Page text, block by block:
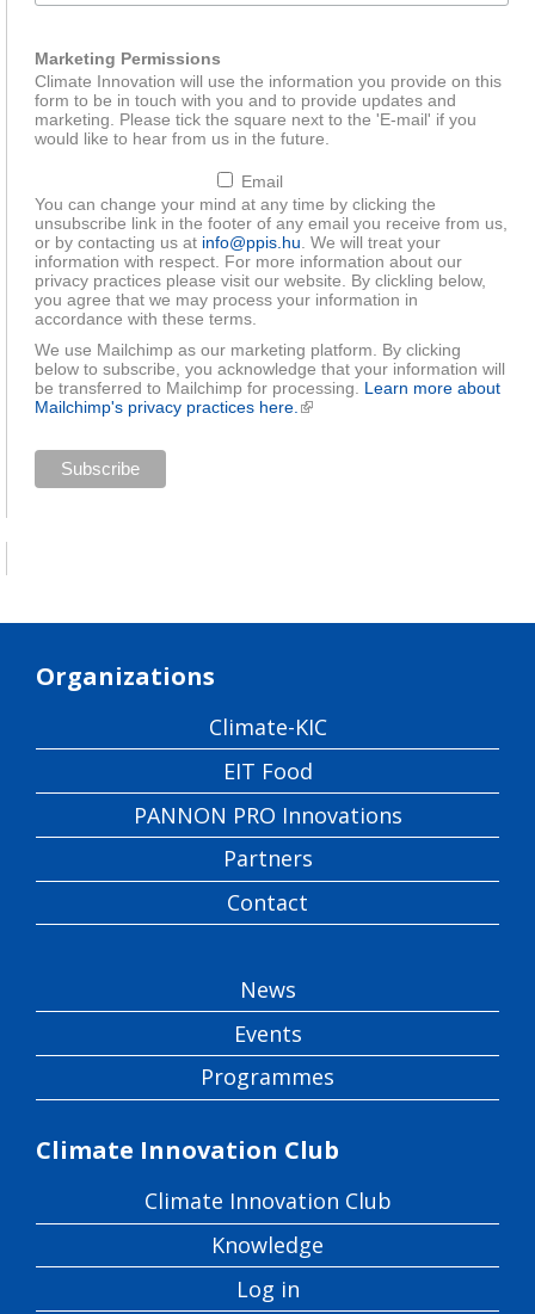
Marketing Permissions
Climate Innovation will use the information you provide on this
form to be in touch with you and to provide updates and
marketing. Please tick the square next to the 'E-mail' if you
would like to hear from us in the future.
Email
You can change your mind at any time by clicking the
unsubscribe link in the footer of any email you receive from us,
or by contacting us at info@ppis.hu . We will treat your
information with respect. For more information about our
privacy practices please visit our website. By clickling below,
you agree that we may process your information in
accordance with these terms.
We use Mailchimp as our marketing platform. By clicking
below to subscribe, you acknowledge that your information will
be transferred to Mailchimp for processing. Learn more about
Mailchimp's privacy practices here. (link is external)
Organizations
Climate-KIC
EIT Food
PANNON PRO Innovations
Partners
Contact
News
Events
Programmes
Climate Innovation Club
Climate Innovation Club
Knowledge
Log in